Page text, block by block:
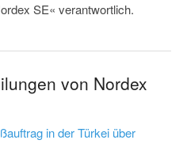
SE« verantwortlich.
von Nordex
in der Türkei über